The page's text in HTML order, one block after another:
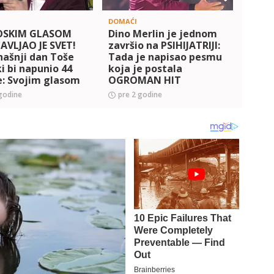
GLASOM
JE SVET!
dan Toše
bi napunio 44
Svojim glasom
Balkan, a
nikada
DOMAĆI
Dino Merlin je jednom
završio na PSIHIJATRIJI:
Tada je napisao pesmu
koja je postala
OGROMAN HIT
pre 2 godine